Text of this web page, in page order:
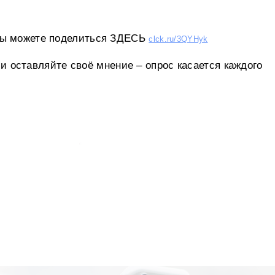
можете поделиться ЗДЕСЬclck.ru/3QYHyk
своё мнение – опрос касается каждого